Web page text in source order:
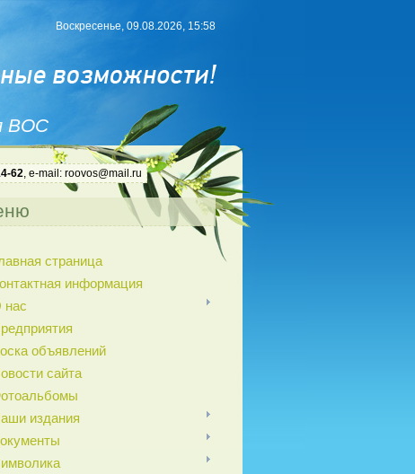
ВОС
Воскресенье, 09.08.2026, 15:58
62, e-mail: roovos@mail.ru
страница
информация
нас
объявлений
сайта
издания